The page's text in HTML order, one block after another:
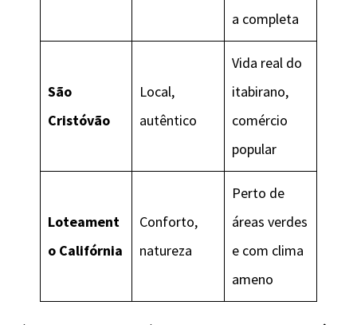
a completa
São
Cristóvão
Local,
autêntico
Vida real do
itabirano,
comércio
popular
Loteament
o Califórnia
Conforto,
natureza
Perto de
áreas verdes
e com clima
ameno